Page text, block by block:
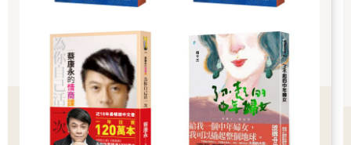
● 第三階段─一種新的流感病毒株會感染人，但是沒有人傳人的感
● 第四階段─新的病毒由人傳播至人，但是傳染力有限且僅侷限於
某個地區。
● 第五階段─病毒在某一特殊地區時常在人與人間傳播，但是未擴
散至世界其他地區。
● 第六階段─流感世界大流行發生，病毒在全世界廣泛傳播。
目前禽流感的傳染情況是處於第三階段，顯示為「流感世界大流